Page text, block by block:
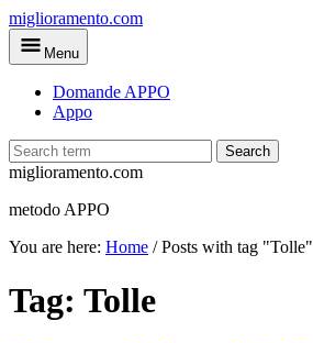
Skip
to
main
miglioramento.com
Menu
Domande APPO
Appo
Search
miglioramento.com
metodo APPO
You are here: Home /Posts with tag "Tolle"
Tag: Tolle